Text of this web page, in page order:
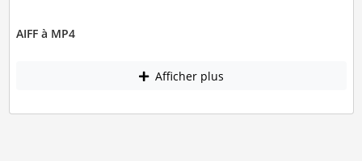
AIFF à MP4
Afficher plus